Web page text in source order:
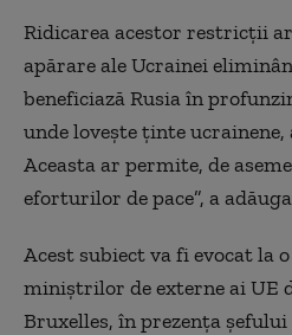
Ridicarea acestor restricţii
apărare ale Ucrainei
beneficiază Rusia în
unde loveşte ţinte
Aceasta ar permite, de
eforturilor de pace”, a
Acest subiect va fi evocat la
miniştrilor de externe ai UE
Bruxelles, în prezenţa